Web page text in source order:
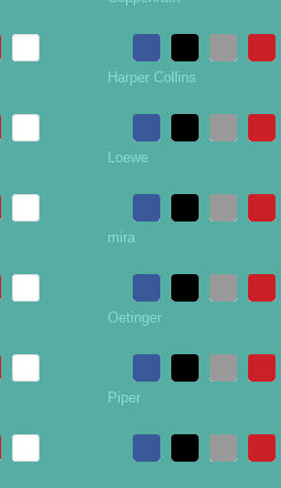
Harper Collins
Loewe
mira
Oetinger
Piper